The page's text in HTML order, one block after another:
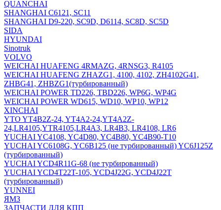
QUANCHAI
SHANGHAI C6121, SC11
SHANGHAI D9-220, SC9D, D6114, SC8D, SC5D
SIDA
HYUNDAI
Sinotruk
VOLVO
WEICHAI HUAFENG 4RMAZG, 4RNSG3, R4105
WEICHAI HUAFENG ZHAZG1, 4100, 4102, ZH4102G41,
ZHBG41, ZHBZG1(турбированный)
WEICHAI POWER TD226, TBD226, WP6G, WP4G
WEICHAI POWER WD615, WD10, WP10, WP12
XINCHAI
YTO YT4B2Z-24, YT4A2-24,YT4A2Z-
24,LR4105,YTR4105,LR4A3, LR4B3, LR4108, LR6
YUCHAI YC4108, YC4D80, YC4B80, YC4B90-T10
YUCHAI YC6108G, YC6B125 (не турбированный) YC6J125Z
(турбированный)
YUCHAI YCD4R11G-68 (не турбированный)
YUCHAI YCD4T22T-105, YCD4J22G, YCD4J22T
(турбированный)
YUNNEI
ЯМЗ
ЗАПЧАСТИ ДЛЯ КПП